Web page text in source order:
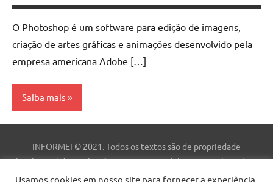
O Photoshop é um software para edição de imagens,
criação de artes gráficas e animações desenvolvido pela
empresa americana Adobe […]
Saiba mais
Dicas
INFORMEI © 2021. Todos os textos são de propriedade
intelectual deste site. As marcas comerciais, nomes e logotipos
são de propriedade de suas respectivas empresas. Este site não
Usamos cookies em nosso site para fornecer a experiência